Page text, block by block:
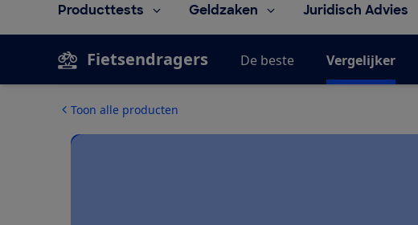
Producttests Geldzaken Juridisch Advies
Fietsendragers De beste Vergelijker
Toon alle producten